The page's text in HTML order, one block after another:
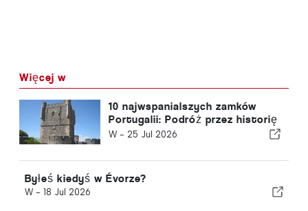
Więcej w
10 najwspanialszych zamków
Portugalii: Podróż przez historię
kraju
W - 25 Jul 2026
Byłeś kiedyś w Évorze?
W - 18 Jul 2026